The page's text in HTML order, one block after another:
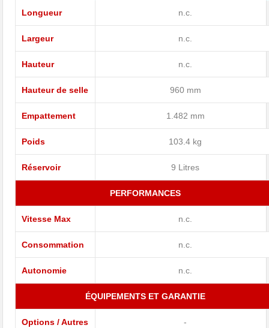
Longueur n.c.
Largeur n.c.
Hauteur n.c.
Hauteur de selle 960 mm
Empattement 1.482 mm
Poids 103.4 kg
Réservoir 9 Litres
PERFORMANCES
Vitesse Max n.c.
Consommation n.c.
Autonomie n.c.
ÉQUIPEMENTS ET GARANTIE
Options / Autres -